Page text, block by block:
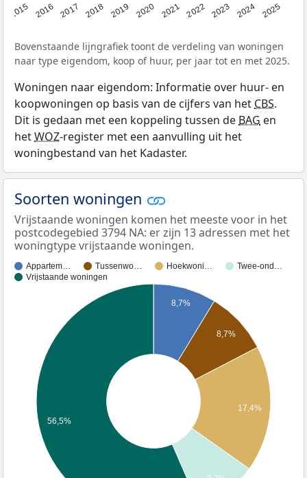
2015 2016 2017 2018 2019 2020 2021 2022 2023 2024 2025
Bovenstaande lijngrafiek toont de verdeling van woningen
naar type eigendom, koop of huur, per jaar tot en met 2025.
Woningen naar eigendom: Informatie over huur- en
koopwoningen op basis van de cijfers van het CBS.
Dit is gedaan met een koppeling tussen de BAG en
hetWOZ-register met een aanvulling uit het
woningbestand van het Kadaster.
Soorten woningen
Vrijstaande woningen komen het meeste voor in het
postcodegebied 3794 NA: er zijn 13 adressen met het
woningtype vrijstaande woningen.
Appartem… Tussenwo… Hoekwoni…
Twee-ond…
Vrijstaande woningen
8,7%
8,7%
17,4%
56,5%